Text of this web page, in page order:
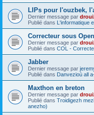
LIPs pour l'ouzbek,
Dernier message par
Publié dans L'informatique
Correcteur sous
Dernier message par
Publié dans COL -
Jabber
Dernier message par
Publié dans Danvezioù all
Maxthon en breton
Dernier message par
Publié dans Troidigezh
anezho)